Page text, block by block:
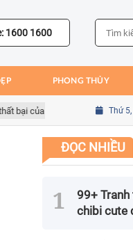
1600 1600
PHONG THỦY
Bồ Đào Nha Sai
Thứ
ĐỌC NHIỀU
99+
chibi cute